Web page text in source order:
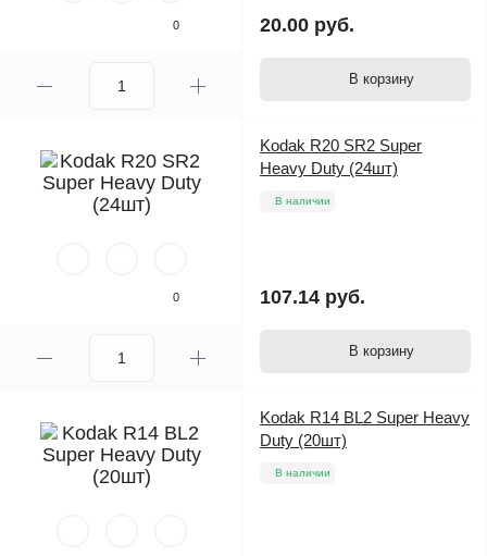
0 20.00 руб.
В корзину
0
Kodak R20 SR2 Super
Heavy Duty (24шт)
В наличии
107.14 руб.
В корзину
Kodak R14 BL2 Super Heavy
Duty (20шт)
В наличии